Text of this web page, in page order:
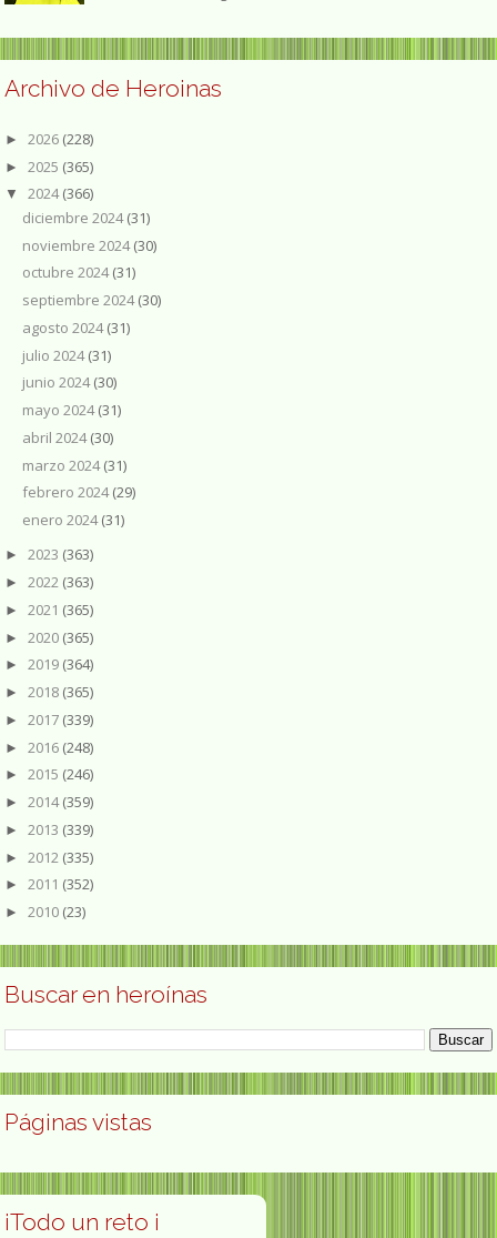
Archivo de Heroinas
► 2026 (228)
► 2025 (365)
▼ 2024(366)
diciembre 2024(31)
noviembre 2024(30)
octubre 2024(31)
septiembre 2024(30)
agosto 2024(31)
julio 2024(31)
junio 2024(30)
mayo 2024(31)
abril 2024(30)
marzo 2024(31)
febrero 2024(29)
enero 2024(31)
► 2023 (363)
► 2022 (363)
► 2021 (365)
► 2020 (365)
► 2019 (364)
► 2018 (365)
► 2017 (339)
► 2016 (248)
► 2015 (246)
► 2014(359)
► 2013 (339)
► 2012 (335)
► 2011 (352)
► 2010 (23)
Buscar en heroínas
Páginas vistas
¡Todo un reto ¡